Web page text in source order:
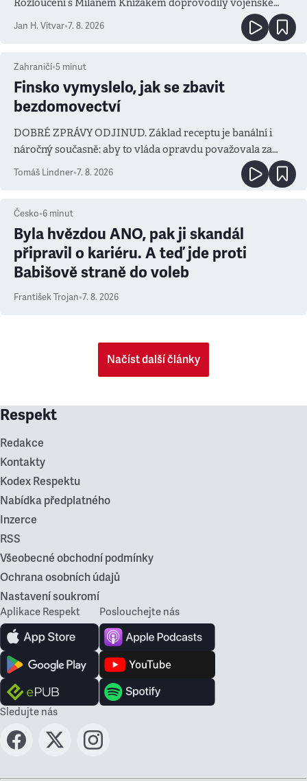
salvy i kritika pokrokářů
Jan H. Vitvar•7. 8. 2026
Zahraničí•5 minut
Finsko vymyslelo, jak se zbavit
bezdomovectví
DOBRÉ ZPRÁVY ODJINUD. Základ receptu je banální i
náročný současně: aby to vláda opravdu považovala za
prioritu
Tomáš Lindner•7. 8. 2026
Česko•6 minut
Byla hvězdou ANO, pak ji skandál
připravil o kariéru. A teď jde proti
Babišově straně do voleb
František Trojan•7. 8. 2026
Načíst další články
Respekt
Redakce
Kontakty
Kodex Respektu
Nabídka předplatného
Inzerce
RSS
Všeobecné obchodní podmínky
Ochrana osobních údajů
Nastavení soukromí
Aplikace Respekt Poslouchejte nás
Sledujte nás